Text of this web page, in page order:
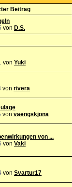
Beitrag
von D.S.
von Yuki
von rivera
von vaengskjona
von ...
von Vaki
von Svartur17